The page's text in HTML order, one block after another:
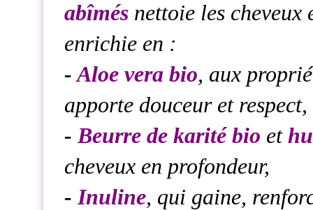
abîmés nettoie les
enrichie en :
-Aloe vera bio, aux
apporte douceur et respect,
-Beurre de karité bio et
cheveux en profondeur,
-Inuline, qui gaine,